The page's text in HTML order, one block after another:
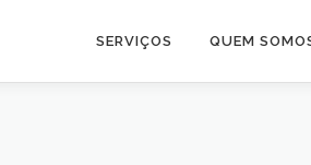
SERVIÇOS QUEM